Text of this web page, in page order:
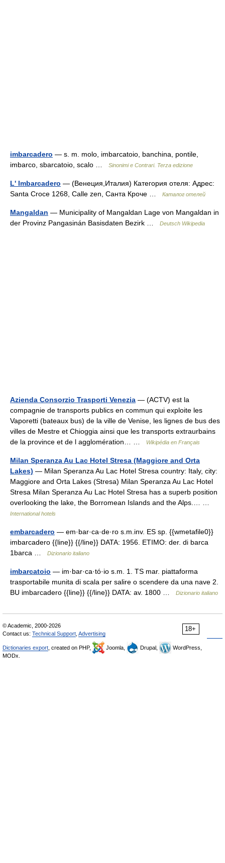
imbarcadero — s. m. molo, imbarcatoio, banchina, pontile,
imbarco, sbarcatoio, scalo …
Sinonimi e Contrari. Terza edizione
L' Imbarcadero — (Венеция,Италия) Категория отеля: Адрес:
Santa Croce 1268, Calle zen, Санта Кроче …
Каталог отелей
Mangaldan — Municipality of Mangaldan Lage von Mangaldan in
der Provinz Pangasinán Basisdaten Bezirk …
Deutsch Wikipedia
Azienda Consorzio Trasporti Venezia — (ACTV) est la
compagnie de transports publics en commun qui exploite les
Vaporetti (bateaux bus) de la ville de Venise, les lignes de bus des
villes de Mestre et Chioggia ainsi que les transports extraurbains
de la province et de l agglomération… …
Wikipédia en Français
Milan Speranza Au Lac Hotel Stresa (Maggiore and Orta
Lakes) — Milan Speranza Au Lac Hotel Stresa country: Italy, city:
Maggiore and Orta Lakes (Stresa) Milan Speranza Au Lac Hotel
Stresa Milan Speranza Au Lac Hotel Stresa has a superb position
overlooking the lake, the Borromean Islands and the Alps.… …
International hotels
embarcadero — em·bar·ca·de·ro s.m.inv. ES sp. {{wmetafile0}}
imbarcadero {{line}} {{/line}} DATA: 1956. ETIMO: der. di barca
1barca …
Dizionario italiano
imbarcatoio — im·bar·ca·tó·io s.m. 1. TS mar. piattaforma
trasportabile munita di scala per salire o scendere da una nave 2.
BU imbarcadero {{line}} {{/line}} DATA: av. 1800 …
Dizionario italiano
18+
© Academic, 2000-2026
Contact us: Technical Support Advertising
Dictionaries export , created on PHP, Joomla, Drupal,
WordPress,
MODx.